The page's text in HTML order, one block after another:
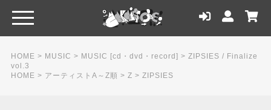
HOME > MUSIC > MUSIC [cd・dvd・record] > ZIPSIES / Finalize
vol.3
HOME > アーティストA～Z順 > Z > ZIPSIES